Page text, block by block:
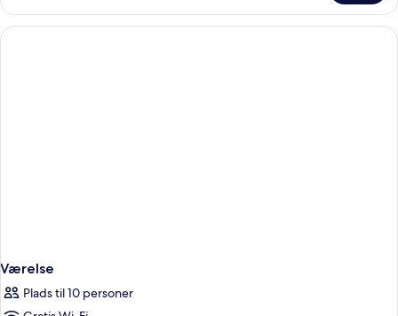
suite
Værelse
Plads til 10 personer